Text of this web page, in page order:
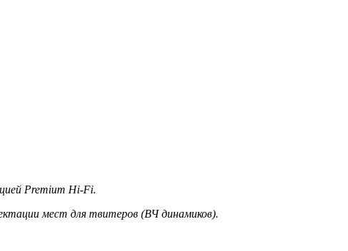
Premium Hi-Fi.
мест для твитеров (ВЧ динамиков).